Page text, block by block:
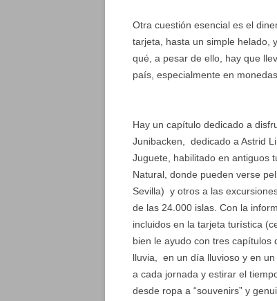
Otra cuestión esencial es el
tarjeta, hasta un simple helado,
qué, a pesar de ello, hay que
país, especialmente en monedas.
Hay un capítulo dedicado a
Junibacken, dedicado a Astrid
Juguete, habilitado en antiguos
Natural, donde pueden verse
Sevilla) y otros a las
de las 24.000 islas. Con la
incluidos en la tarjeta turística
bien le ayudo con tres capítulos
lluvia, en un día lluvioso y en
a cada jornada y estirar el
desde ropa a “souvenirs” y